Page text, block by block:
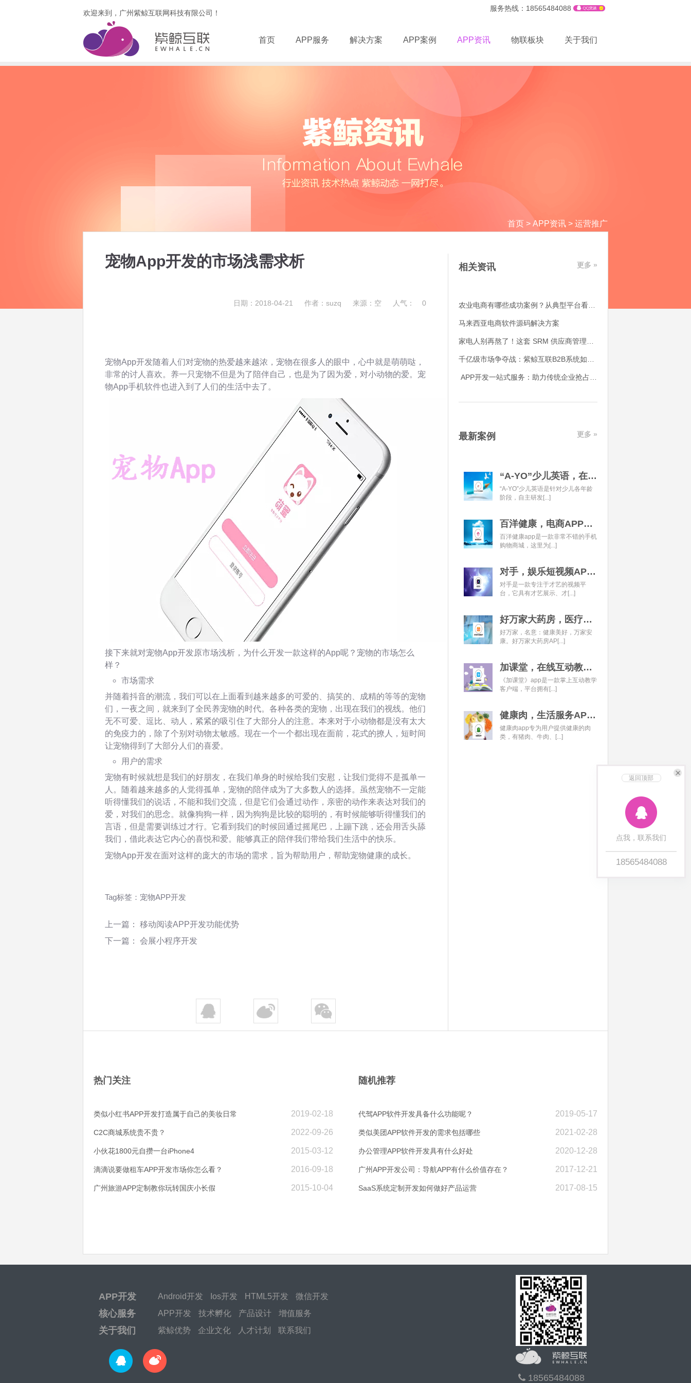
欢迎来到，广州紫鲸互联网科技有限公司！
服务热线：18565484088
首页 APP服务 解决方案 APP案例 APP资讯 物联板块 关于我们
返回顶部
点我，联系我们
18565484088
首页 > APP资讯 > 运营推广
宠物App开发的市场浅需求析
日期：2018-04-21 作者：suzq 来源：空 人气： 0
宠物App开发随着人们对宠物的热爱越来越浓，宠物在很多人的眼中，心中就是萌萌哒，
非常的讨人喜欢。养一只宠物不但是为了陪伴自己，也是为了因为爱，对小动物的爱。宠
物App手机软件也进入到了人们的生活中去了。
接下来就对宠物App开发原市场浅析，为什么开发一款这样的App呢？宠物的市场怎么
样？
市场需求
并随着抖音的潮流，我们可以在上面看到越来越多的可爱的、搞笑的、成精的等等的宠物
们，一夜之间，就来到了全民养宠物的时代。各种各类的宠物，出现在我们的视线。他们
无不可爱、逗比、动人，紧紧的吸引住了大部分人的注意。本来对于小动物都是没有太大
的免疫力的，除了个别对动物太敏感。现在一个一个都出现在面前，花式的撩人，短时间
让宠物得到了大部分人们的喜爱。
用户的需求
宠物有时候就想是我们的好朋友，在我们单身的时候给我们安慰，让我们觉得不是孤单一
人。随着越来越多的人觉得孤单，宠物的陪伴成为了大多数人的选择。虽然宠物不一定能
听得懂我们的说话，不能和我们交流，但是它们会通过动作，亲密的动作来表达对我们的
爱，对我们的思念。就像狗狗一样，因为狗狗是比较的聪明的，有时候能够听得懂我们的
言语，但是需要训练过才行。它看到我们的时候回通过摇尾巴，上蹦下跳，还会用舌头舔
我们，借此表达它内心的喜悦和爱。能够真正的陪伴我们带给我们生活中的快乐。
宠物App开发在面对这样的庞大的市场的需求，旨为帮助用户，帮助宠物健康的成长。
Tag标签： 宠物APP开发
上一篇： 移动阅读APP开发功能优势
下一篇： 会展小程序开发
相关资讯 更多 »
马来西亚电商软件源码解决方案
最新案例 更多 »
“A-YO”少儿英语，在线语言学习平台开发经典案例
“A-YO”少儿英语是针对少儿各年龄
阶段，自主研发[...]
百洋健康，电商APP开发经典案例
百洋健康app是一款非常不错的手机
购物商城，这里为[...]
对手，娱乐短视频APP开发经典案例
对手是一款专注于才艺的视频平
台，它具有才艺展示、才[...]
好万家大药房，医疗健康APP开发经典案例
好万家，名意：健康美好，万家安
康。好万家大药房AP[...]
加课堂，在线互动教育APP经典案例
《加课堂》app是一款掌上互动教学
客户端，平台拥有[...]
健康肉，生活服务APP开发经典案例
健康肉app专为用户提供健康的肉
类，有猪肉、牛肉、[...]
热门关注
2019-02-18
类似小红书APP开发打造属于自己的美妆日常
2022-09-26
C2C商城系统贵不贵？
2015-03-12
小伙花1800元自攒一台iPhone4
2016-09-18
滴滴说要做租车APP开发市场你怎么看？
2015-10-04
广州旅游APP定制教你玩转国庆小长假
随机推荐
2019-05-17
代驾APP软件开发具备什么功能呢？
2021-02-28
类似美团APP软件开发的需求包括哪些
2020-12-28
办公管理APP软件开发具有什么好处
2017-12-21
广州APP开发公司：导航APP有什么价值存在？
2017-08-15
SaaS系统定制开发如何做好产品运营
APP开发 Android开发 Ios开发 HTML5开发 微信开发
核心服务 APP开发 技术孵化 产品设计 增值服务
关于我们 紫鲸优势 企业文化 人才计划 联系我们
18565484088